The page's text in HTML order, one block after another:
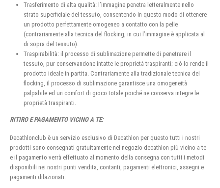
Trasferimento di alta qualità: l’immagine penetra letteralmente nello
strato superficiale del tessuto, consentendo in questo modo di ottenere
un prodotto perfettamente omogeneo a contatto con la pelle
(contrariamente alla tecnica del flocking, in cui l’immagine è applicata al
di sopra del tessuto).
Traspirabilità: il processo di sublimazione permette di penetrare il
tessuto, pur conservandone intatte le proprietà traspiranti; ciò lo rende il
prodotto ideale in partita. Contrariamente alla tradizionale tecnica del
flocking, il processo di sublimazione garantisce una omogeneità
palpabile ed un comfort di gioco totale poiché ne conserva integre le
proprietà traspiranti.
RITIRO E PAGAMENTO VICINO A TE:
Decathlonclub è un servizio esclusivo di Decathlon per questo tutti i nostri
prodotti sono consegnati gratuitamente nel negozio decathlon più vicino a te
e il pagamento verrà effettuato al momento della consegna con tutti i metodi
disponibili nei nostri punti vendita, contanti, pagamenti elettronici, assegni e
pagamenti dilazionati.